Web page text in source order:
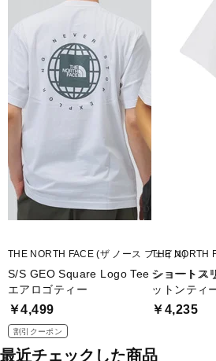
THE NORTH FACE (ザ ノース フェイス)
S/S GEO Square Logo Tee ショートス
エアロゴティー
￥4,499
割引クーポン
THE NORTH
ショートス
ットンティ
￥4,235
最近チェックした商品